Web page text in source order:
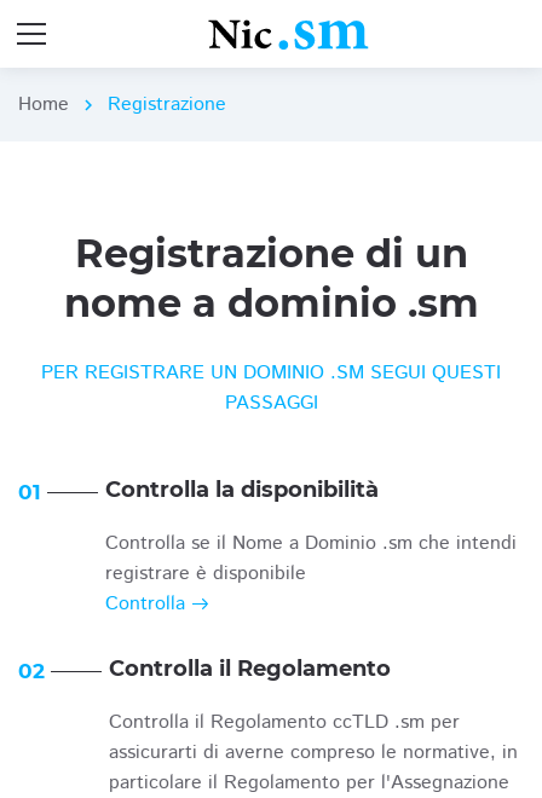
Home chevron_right Registrazione
Registrazione di un
nome a dominio .sm
PER REGISTRARE UN DOMINIO .SM SEGUI QUESTI
PASSAGGI
01 Controlla la disponibilità
Controlla se il Nome a Dominio .sm che intendi
registrare è disponibile
Controlla
02 Controlla il Regolamento
Controlla il Regolamento ccTLD .sm per
assicurarti di averne compreso le normative, in
particolare il Regolamento per l'Assegnazione